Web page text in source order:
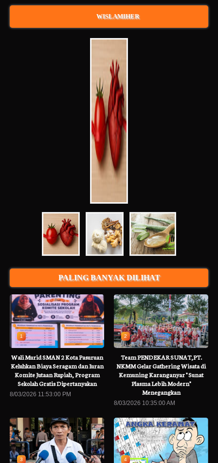
WISLAMIHER
PALING BANYAK DILIHAT
1
Wali Murid SMAN 2 Kota Pasuruan
Keluhkan Biaya Seragam dan Iuran
Komite Jutaan Rupiah, Program
Sekolah Gratis Dipertanyakan
8/03/2026 11:53:00 PM
2
Team PENDEKAR SUNAT,PT.
NKMM Gelar Gathering Wisata di
Kemuning Karanganyar " Sunat
Plasma Lebih Modern"
Menegangkan
8/03/2026 10:35:00 AM
3 4